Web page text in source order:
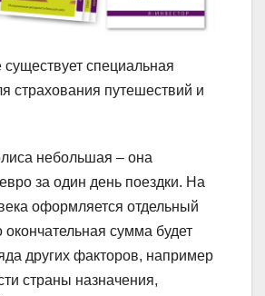
специальная
страхования путешествий и
небольшая – она
за один день поездки. На
оформляется отдельный
окончательная сумма будет
других факторов, например
страны назначения,